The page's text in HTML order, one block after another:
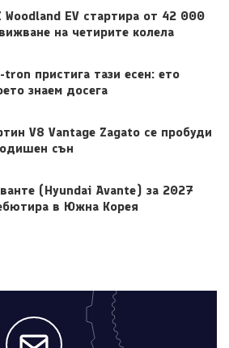
Woodland EV стартира от 42 000
на четирите колела
пристига тази есен: ето
знаем досега
V8 Vantage Zagato се пробуди
сън
(Hyundai Avante) за 2027
в Южна Корея